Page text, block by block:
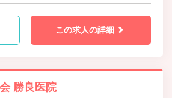
この求人の詳細
勝良医院